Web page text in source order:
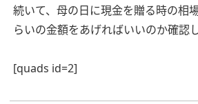
続いて、母の日に現金を贈る時の相
らいの金額をあげればいいのか確認
[quads id=2]